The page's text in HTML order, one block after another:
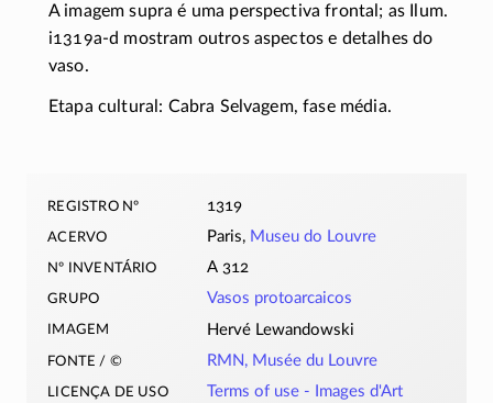
A imagem supra é uma perspectiva frontal; as Ilum.
i1319a-d mostram outros aspectos e detalhes do
vaso.
Etapa cultural: Cabra Selvagem, fase média.
registro nº 1319
acervo Paris, Museu do Louvre
nº inventário A 312
grupo Vasos protoarcaicos
imagem Hervé Lewandowski
fonte / © RMN, Musée du Louvre
licença de uso Terms of use - Images d'Art